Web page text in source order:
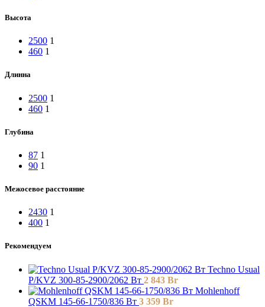
Высота
2500 1
460 1
Длинна
2500 1
460 1
Глубина
87 1
90 1
Межосевое расстояние
2430 1
400 1
Рекомендуем
Techno Usual
P/KVZ 300-85-2900/2062 Вт 2 843 Br
Mohlenhoff
QSKM 145-66-1750/836 Вт 3 359 Br